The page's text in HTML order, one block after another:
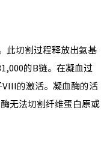
此切割过程释放出氨基
的B链。在凝血过
的激活。凝血酶的活
无法切割纤维蛋白原或